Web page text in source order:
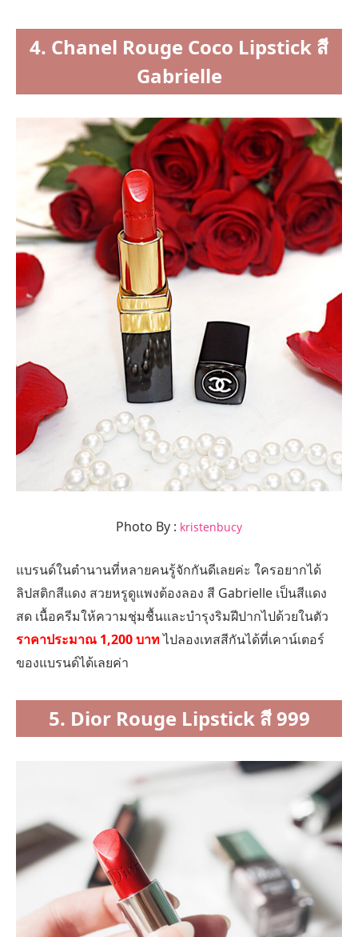
4. Chanel Rouge Coco Lipstick สี
Gabrielle
Photo By : kristenbucy
แบรนด์ในตำนานที่หลายคนรู้จักกันดีเลยค่ะ ใครอยากได้
ลิปสติกสีแดง สวยหรูดูแพงต้องลอง สี Gabrielle เป็นสีแดง
สด เนื้อครีมให้ความชุ่มชื้นและบำรุงริมฝีปากไปด้วยในตัว
ราคาประมาณ 1,200 บาทไปลองเทสสีกันได้ที่เคาน์เตอร์
ของแบรนด์ได้เลยค่า
5. Dior Rouge Lipstick สี 999